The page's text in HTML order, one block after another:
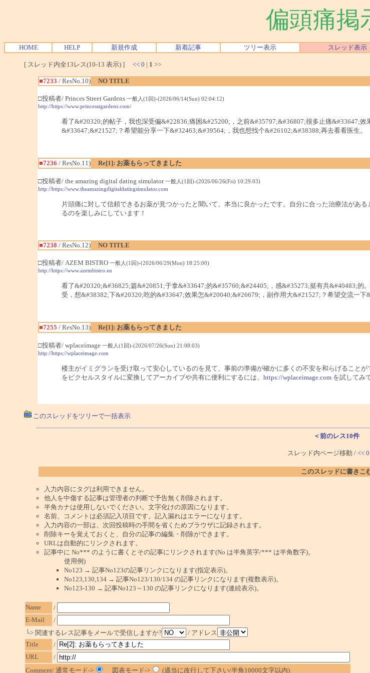
偏頭痛掲
HOME HELP 新規作成 新着記事 ツリー表示 スレッド表示
[ スレッド内全13レス(10-13 表示) ] << 0 | 1 >>
■7233 / ResNo.10)
NO TITLE
□投稿者/ Princes Street Gardens 一般人(1回)-(2026/06/14(Sun) 02:04:12)
http://https://www.princesstgardens.com/
看了&#20320;的帖子，我也深受偏&#22836;痛困&#25200;，之前&#35797;&#36807;很多止痛&#33647;
&#33647;&#21527;？希望能分享一下&#32463;&#39564;，我也想找个&#26102;&#38388;再去看看医生。
■7236 / ResNo.11)
Re[1]: お薬もらってきました
□投稿者/ the amazing digital dating simulator一般人(1回)-(2026/06/26(Fri) 10:29:03)
http://https://www.theamazingdigitaldatingsimulator.com
片頭痛に対して信頼できるお薬が見つかったと聞いて、本当に良かったです。自分に合った治療法があ
るのを楽しみにしています！
■7238 / ResNo.12)
NO TITLE
□投稿者/ AZEM BISTRO 一般人(1回)-(2026/06/29(Mon) 18:25:00)
http://https://www.azembistro.eu
看了&#20320;&#36825;篇&#20851;于拿&#33647;的&#35760;&#24405;，感&#35273;挺有共&#40483;
受，想&#38382;下&#20320;吃的&#33647;效果怎&#20040;&#26679;，副作用大&#21527;？希望交流一下
■7255 / ResNo.13)
Re[1]: お薬もらってきました
□投稿者/ wplaceimage 一般人(1回)-(2026/07/26(Sun) 21:08:03)
http://https://wplaceimage.com
楼主がイミグランを受け取って安心しているのを見て、事前の準備が確かに多くの不安を和らげること
をピクセルスタイルに変換してアーカイブや共有に便利にするには、 https://wplaceimage.comを試してみ
このスレッドをツリーで一括表示
＜前のレス10件
スレッド内ページ移動 / << 0
このスレッドに書きこ
入力内容にタグは利用できません。
他人を中傷する記事は管理者の判断で予告無く削除されます。
半角カナは使用しないでください。文字化けの原因になります。
名前、コメントは必須記入項目です。記入漏れはエラーになります。
入力内容の一部は、次回投稿時の手間を省くためブラウザに記録されます。
削除キーを覚えておくと、自分の記事の編集・削除ができます。
URLは自動的にリンクされます。
記事中に No*** のように書くとその記事にリンクされます(No は半角英字/*** は半角数字)。
使用例)
No123 → 記事No123の記事リンクになります(指定表示)。
No123,130,134 → 記事No123/130/134 の記事リンクになります(複数表示)。
No123-130 → 記事No123～130 の記事リンクになります(連続表示)。
Name
/
E-Mail
/
└> 関連するレス記事をメールで受信しますか?
/ アドレス
Title
/
URL
/
Comment/ 通常モード->
図表モード-> (適当に改行して下さい/半角10000文字以内)